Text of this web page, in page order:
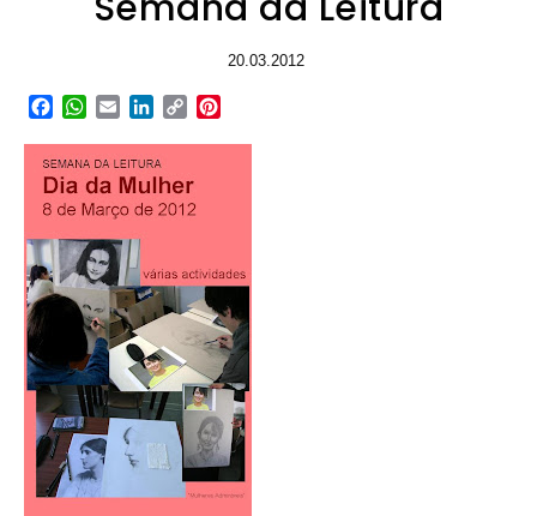
20.03.2012
Facebook
WhatsApp
EmailLinkedIn
Copy